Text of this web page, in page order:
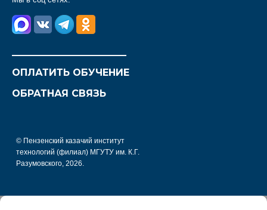
ОПЛАТИТЬ ОБУЧЕНИЕ
ОБРАТНАЯ СВЯЗЬ
© Пензенский казачий институт
технологий (филиал) МГУТУ им. К.Г.
Разумовского, 2026.